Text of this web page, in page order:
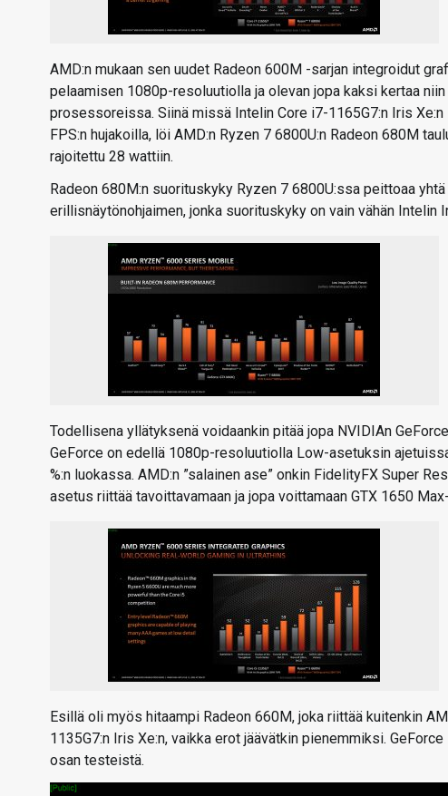
AMD:n mukaan sen uudet Radeon 600M -sarjan integroidut
pelaamisen 1080p-resoluutiolla ja olevan jopa kaksi kertaa
prosessoreissa. Siinä missä Intelin Core i7-1165G7:n Iris
FPS:n hujakoilla, löi AMD:n Ryzen 7 6800U:n Radeon 680M
rajoitettu 28 wattiin.
Radeon 680M:n suorituskyky Ryzen 7 6800U:ssa peittoaa
erillisnäytönohjaimen, jonka suorituskyky on vain vähän Intelin
Todellisena yllätyksenä voidaankin pitää jopa NVIDIAn
GeForce on edellä 1080p-resoluutiolla Low-asetuksin
%:n luokassa. AMD:n ”salainen ase” onkin FidelityFX Super
asetus riittää tavoittavamaan ja jopa voittamaan GTX 1650
Esillä oli myös hitaampi Radeon 660M, joka riittää kuitenkin
1135G7:n Iris Xe:n, vaikka erot jäävätkin pienemmiksi.
osan testeistä.